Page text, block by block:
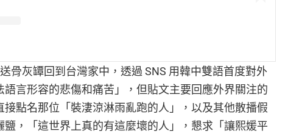
骨灰罈回到台灣家中，透過 SNS 用韓中雙語首度對外
言形容的悲傷和痛苦」，但貼文主要回應外界關注的
接點名那位「裝淒涼淋雨亂跑的人」，以及其他散播假
，「這世界上真的有這麼壞的人」，懇求「讓熙媛平